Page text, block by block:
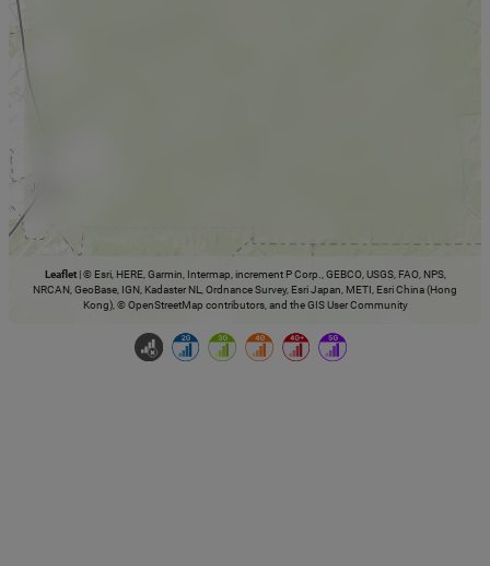
Leaflet |© Esri, HERE, Garmin, Intermap, increment P Corp., GEBCO, USGS, FAO, NPS,
NRCAN, GeoBase, IGN, Kadaster NL, Ordnance Survey, Esri Japan, METI, Esri China (Hong
Kong), © OpenStreetMap contributors, and the GIS User Community